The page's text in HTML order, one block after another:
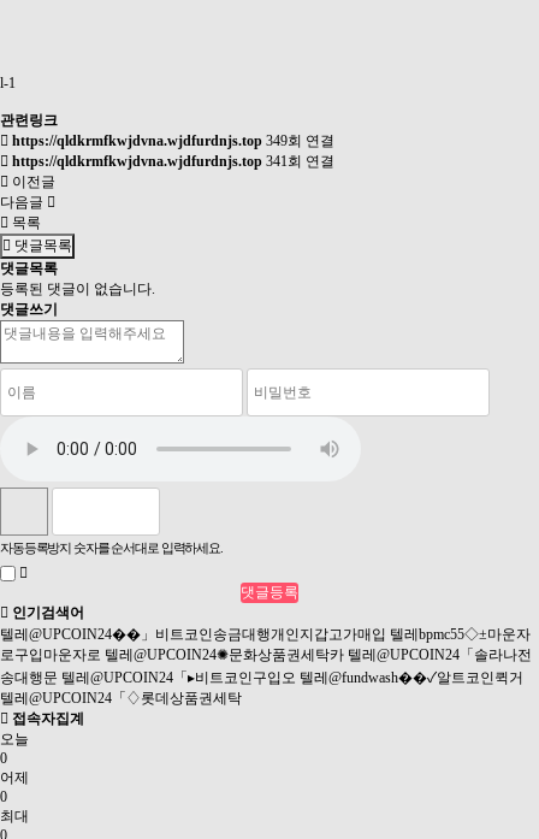
l-1
관련링크
https://qldkrmfkwjdvna.wjdfurdnjs.top 349회 연결
https://qldkrmfkwjdvna.wjdfurdnjs.top 341회 연결
이전글
다음글
목록
댓글목록
댓글목록
등록된 댓글이 없습니다.
댓글쓰기
자동등록방지 숫자를 순서대로 입력하세요.
인기검색어
텔레@UPCOIN24��」비트코인송금대행개인지갑고가매입 텔레bpmc55◇±마운자
로구입마운자로 텔레@UPCOIN24✺문화상품권세탁카 텔레@UPCOIN24「솔라나전
송대행문 텔레@UPCOIN24「▸비트코인구입오 텔레@fundwash��✓알트코인퀵거
텔레@UPCOIN24「♢롯데상품권세탁
접속자집계
오늘
0
어제
0
최대
0